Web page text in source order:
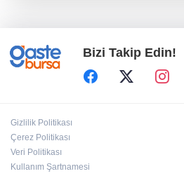
Bizi Takip Edin!
Gizlilik Politikası
Çerez Politikası
Veri Politikası
Kullanım Şartnamesi